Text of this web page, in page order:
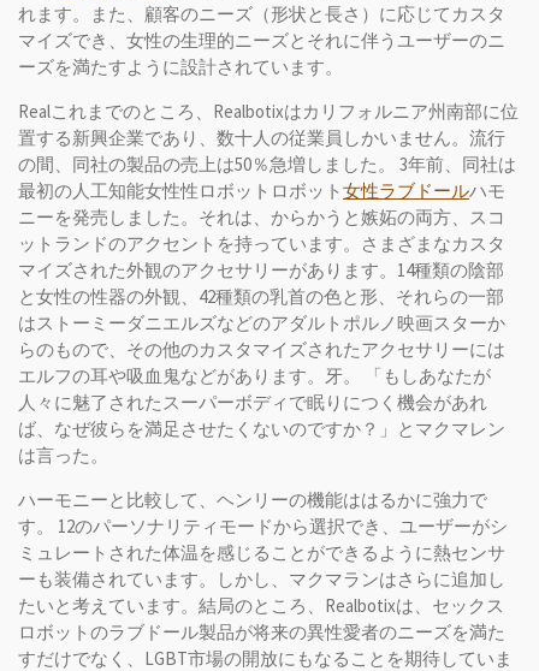
れます。また、顧客のニーズ（形状と長さ）に応じてカスタ
マイズでき、女性の生理的ニーズとそれに伴うユーザーのニ
ーズを満たすように設計されています。
Realこれまでのところ、Realbotixはカリフォルニア州南部に位
置する新興企業であり、数十人の従業員しかいません。流行
の間、同社の製品の売上は50％急増しました。 3年前、同社は
最初の人工知能女性性ロボットロボット 女性ラブドールハモ
ニーを発売しました。それは、からかうと嫉妬の両方、スコ
ットランドのアクセントを持っています。さまざまなカスタ
マイズされた外観のアクセサリーがあります。14種類の陰部
と女性の性器の外観、42種類の乳首の色と形、それらの一部
はストーミーダニエルズなどのアダルトポルノ映画スターか
らのもので、その他のカスタマイズされたアクセサリーには
エルフの耳や吸血鬼などがあります。牙。 「もしあなたが
人々に魅了されたスーパーボディで眠りにつく機会があれ
ば、なぜ彼らを満足させたくないのですか？」とマクマレン
は言った。
ハーモニーと比較して、ヘンリーの機能ははるかに強力で
す。 12のパーソナリティモードから選択でき、ユーザーがシ
ミュレートされた体温を感じることができるように熱センサ
ーも装備されています。しかし、マクマランはさらに追加し
たいと考えています。結局のところ、Realbotixは、セックス
ロボットのラブドール製品が将来の異性愛者のニーズを満た
すだけでなく、LGBT市場の開放にもなることを期待していま